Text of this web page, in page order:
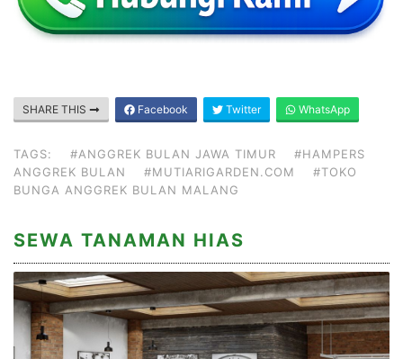
SHARE THIS Facebook Twitter WhatsApp
TAGS: #ANGGREK BULAN JAWA TIMUR
#HAMPERS
ANGGREK BULAN
#MUTIARIGARDEN.COM
#TOKO
BUNGA ANGGREK BULAN MALANG
SEWA TANAMAN HIAS